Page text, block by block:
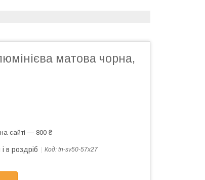
матова чорна,
сайті — 800 ₴
в роздріб Код: tn-sv50-57x27